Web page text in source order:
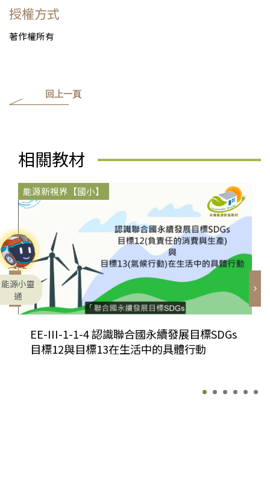
授權方式
著作權所有
回上一頁
相關教材
能源新視界【國小】
EE-III-1-1-4 認識聯合國永續發展目標SDGs
目標12與目標13在生活中的具體行動
能源小靈
通